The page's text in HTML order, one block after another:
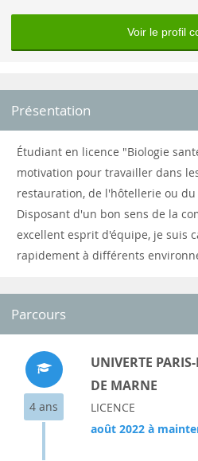
Voir le profil
Présentation
Étudiant en licence "Biologie
motivation pour travailler dans
restauration, de l'hôtellerie ou
Disposant d'un bon sens de la
excellent esprit d'équipe, je suis
rapidement à différents
Parcours
4 ans
UNIVERTE
DE MARNE
LICENCE
août 2022 à